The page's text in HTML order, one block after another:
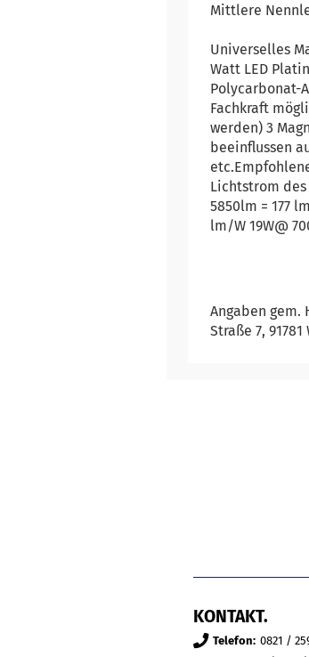
Mittlere
Universelles
Watt LED
Polycarbonat-
Fachkraft
werden) 3
beeinflussen
Lichtstrom des
5850lm = 177
lm/W 19W@
Angaben
Straße 7,
KONTAKT.
Telefon: 0821 /